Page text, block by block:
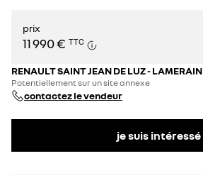
prix
11 990 € TTC
RENAULT SAINT JEAN DE LUZ - LAMERAIN
Potentiellement sur un site annexe
contactez le vendeur
je suis intéressé